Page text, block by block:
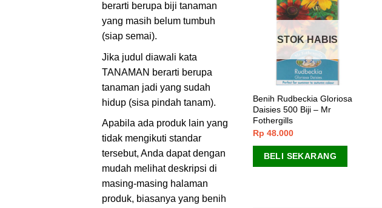
berarti berupa biji tanaman
yang masih belum tumbuh
(siap semai).
Jika judul diawali kata
TANAMAN berarti berupa
tanaman jadi yang sudah
hidup (sisa pindah tanam).
Apabila ada produk lain yang
tidak mengikuti standar
tersebut, Anda dapat dengan
mudah melihat deskripsi di
masing-masing halaman
produk, biasanya yang benih
STOK HABIS
Benih Rudbeckia Gloriosa
Daisies 500 Biji – Mr
Fothergills
Rp 48.000
BELI SEKARANG